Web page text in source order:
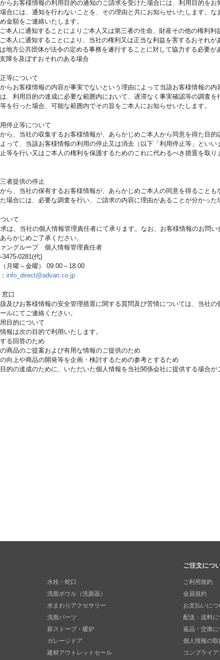
らお客様情報の利用目的の通知のご請求を受けた場合には、利用目的を
合には、通知を行わないことを、その理由と共にお知らせいたします。
金額をご連絡いたします。
本人に通知することによりご本人又は第三者の生命、財産その他の権利利
本人に通知することにより、当社の権利又は正当な利益を害するおそれが
地方公共団体が法令の定める事務を遂行することに対して協力する必要
障を及ぼすおそれのある場合
等について
らお客様情報の内容が事実でないという理由によって当該お客様情報の
、利用目的の達成に必要な範囲内において、遅滞なく事実確認等の調査
を行った場合、可能な範囲内でその旨をご本人にお知らせいたします。
停止等について
ら、当社の収集するお客様情報が、あらかじめご本人から同意を得た目
って、当該お客様情報の利用の停止又は消去（以下「利用停止等」とい
等を行い又はご本人の権利を保護するためのこれに代わるべき措置を取
者提供の停止
ら、当社の保有するお客様情報が、あらかじめご本人の同意を得ること
場合には、必要な調査を行い、ご請求の内容に理由があることが分かっ
いて
は、当社の個人情報管理責任者にて承ります。なお、お客様情報のお問
らかじめご了承ください。
ングループ 個人情報管理責任者
0281(代)
月曜～金曜） 09:00～18:00
info_direct@advan.co.jp
口
及びお客様情報の安全管理措置に関する質問及び苦情については、当社
ルにてご連絡ください。
目的について
報は次の目的で利用いたします。
る回答のため
商品のご提案および有用な情報のご提供のため
向上や商品の開発等を企画・検討するための参考とするため
的の達成のために、いただいた個人情報を当社関係会社に提供する場合が
水栓・蛇口
洗面ボウル（洗面器）
水まわりアクセサリー
洗面パーツ
薪ストーブ・暖炉
ガレージドア
建材アウトレットセール
ご注文につ
ご利用規約
会員規約
お支払いにつ
配送・送料
返品・交換に
個人情報の
コンプライ